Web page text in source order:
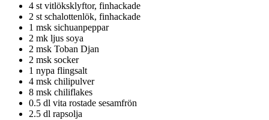
4 st vitlöksklyftor, finhackade
2 st schalottenlök, finhackade
1 msk sichuanpeppar
2 mk ljus soya
2 msk Toban Djan
2 msk socker
1 nypa flingsalt
4 msk chilipulver
8 msk chiliflakes
0.5 dl vita rostade sesamfrön
2.5 dl rapsolja